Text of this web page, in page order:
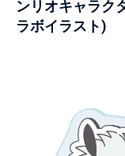
ンリオキャラク
ラボイラスト)